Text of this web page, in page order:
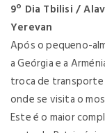
9º Dia Tbilisi /
Yerevan
Após o pequeno-
a Geórgia e a
troca de transporte
onde se visita o
Este é o maior